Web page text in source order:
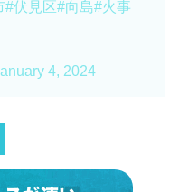
#伏見区#向島#火事
4, 2024